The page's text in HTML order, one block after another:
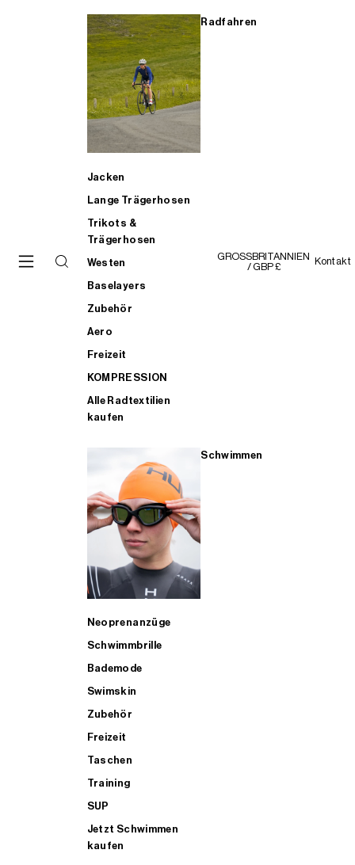
Radfahren
Jacken
Lange Trägerhosen
Trikots &
Trägerhosen
Westen
Baselayers
Zubehör
Aero
Freizeit
KOMPRESSION
Alle Radtextilien
kaufen
Schwimmen
Neoprenanzüge
Schwimmbrille
Bademode
Swimskin
Zubehör
Freizeit
Taschen
Training
SUP
Jetzt Schwimmen
kaufen
GROSSBRITANNIEN
/ GBP £
Kontakt